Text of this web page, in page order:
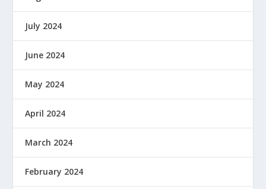
July 2024
June 2024
May 2024
April 2024
March 2024
February 2024